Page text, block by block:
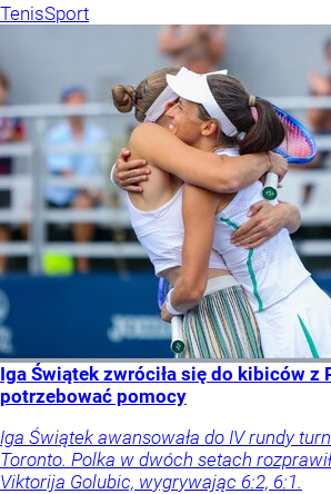
TenisSport
Iga Świątek zwróciła się do kibiców z
potrzebować pomocy
Iga Świątek awansowała do IV rundy
Toronto. Polka w dwóch setach
Viktorija Golubic, wygrywając 6:2, 6:1.